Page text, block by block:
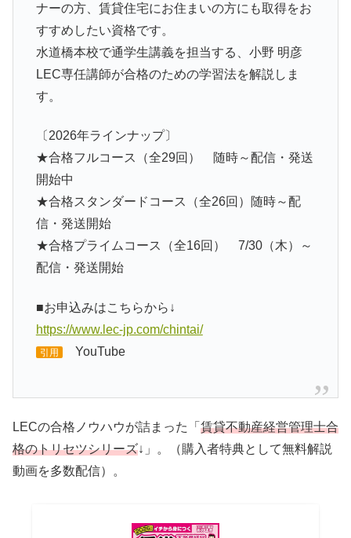
ナーの方、賃貸住宅にお住まいの方にも取得をお
すすめしたい資格です。
水道橋本校で通学生講義を担当する、小野 明彦
LEC専任講師が合格のための学習法を解説しま
す。
〔2026年ラインナップ〕
★合格フルコース（全29回） 随時～配信・発送
開始中
★合格スタンダードコース（全26回）随時～配
信・発送開始
★合格プライムコース（全16回） 7/30（木）～
配信・発送開始
■お申込みはこちらから↓
https://www.lec-jp.com/chintai/
引用 YouTube
LECの合格ノウハウが詰まった「 賃貸不動産経営管理士合
格のトリセツシリーズ↓」。（購入者特典として無料解説
動画を多数配信）。